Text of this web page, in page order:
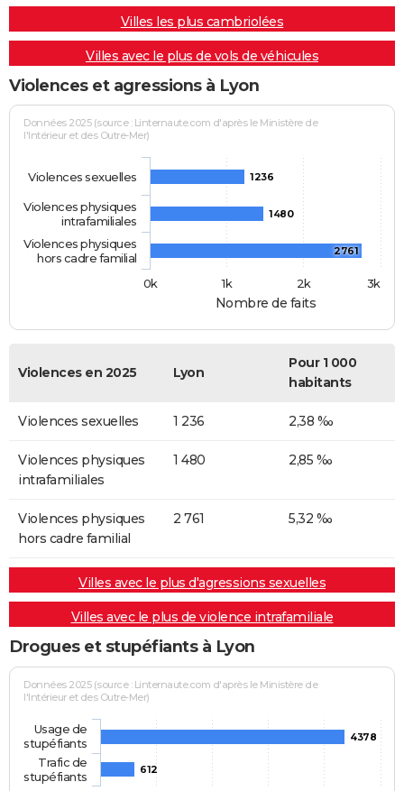
Villes les plus cambriolées
Villes avec le plus de vols de véhicules
Violences et agressions à Lyon
Nombre de faits
Données 2025 (source : Linternaute.com d'après le Ministère de
l'Intérieur et des Outre-Mer)
1236
1480
2761
Violences sexuelles
Violences physiques
intrafamiliales
Violences physiques
hors cadre familial
0k
1k 2k 3k
Violences en 2025 Lyon
Pour 1 000
habitants
Violences sexuelles 1 236 2,38 ‰
Violences physiques
intrafamiliales
1 480 2,85 ‰
Violences physiques
hors cadre familial
2 761 5,32 ‰
Villes avec le plus d'agressions sexuelles
Villes avec le plus de violence intrafamiliale
Drogues et stupéfiants à Lyon
Données 2025 (source : Linternaute.com d'après le Ministère de
l'Intérieur et des Outre-Mer)
4378
612
Usage de
stupéfiants
Trafic de
stupéfiants